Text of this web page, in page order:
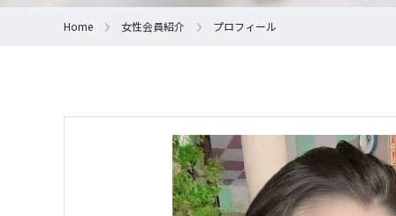
Home 女性会員紹介 プロフィール